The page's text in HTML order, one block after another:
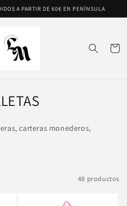
A PARTIR DE 60€ EN PENÍNSULA
Carrito
carteras monederos,
48 productos